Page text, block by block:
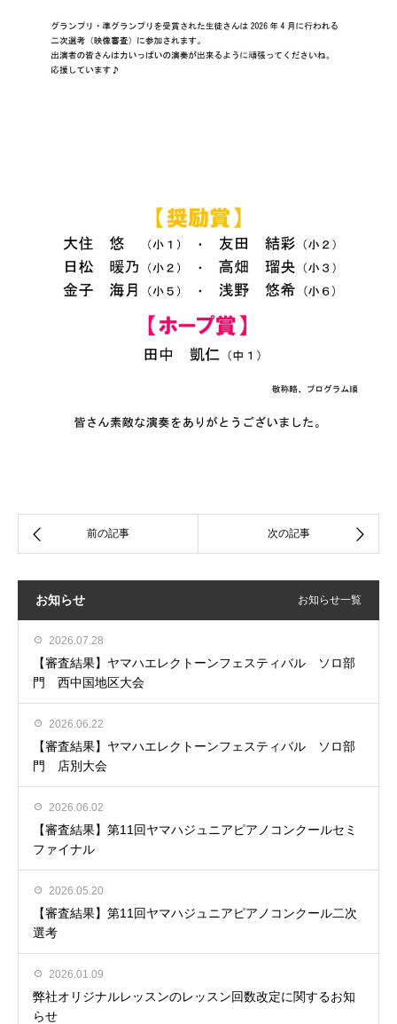
お知らせ お知らせ一覧
2026.07.28
【審査結果】ヤマハエレクトーンフェスティバル ソロ部
門 西中国地区大会
2026.06.22
【審査結果】ヤマハエレクトーンフェスティバル ソロ部
門 店別大会
2026.06.02
【審査結果】第11回ヤマハジュニアピアノコンクールセミ
ファイナル
2026.05.20
【審査結果】第11回ヤマハジュニアピアノコンクール二次
選考
2026.01.09
弊社オリジナルレッスンのレッスン回数改定に関するお知
らせ